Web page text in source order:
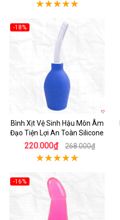
-18%
Bình Xịt Vệ Sinh Hậu Môn Âm
Đạo Tiện Lợi An Toàn Silicone
220.000₫ 268.000₫
-16%